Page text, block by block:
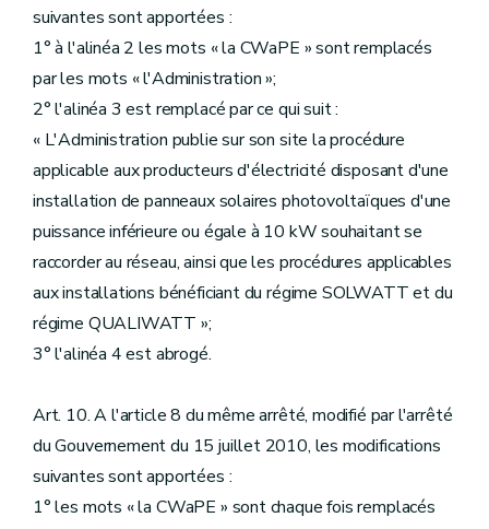
suivantes sont apportées :
1° à l'alinéa 2 les mots « la CWaPE » sont remplacés
par les mots « l'Administration »;
2° l'alinéa 3 est remplacé par ce qui suit :
« L'Administration publie sur son site la procédure
applicable aux producteurs d'électricité disposant d'une
installation de panneaux solaires photovoltaïques d'une
puissance inférieure ou égale à 10 kW souhaitant se
raccorder au réseau, ainsi que les procédures applicables
aux installations bénéficiant du régime SOLWATT et du
régime QUALIWATT »;
3° l'alinéa 4 est abrogé.
Art. 10. A l'article 8 du même arrêté, modifié par l'arrêté
du Gouvernement du 15 juillet 2010, les modifications
suivantes sont apportées :
1° les mots « la CWaPE » sont chaque fois remplacés